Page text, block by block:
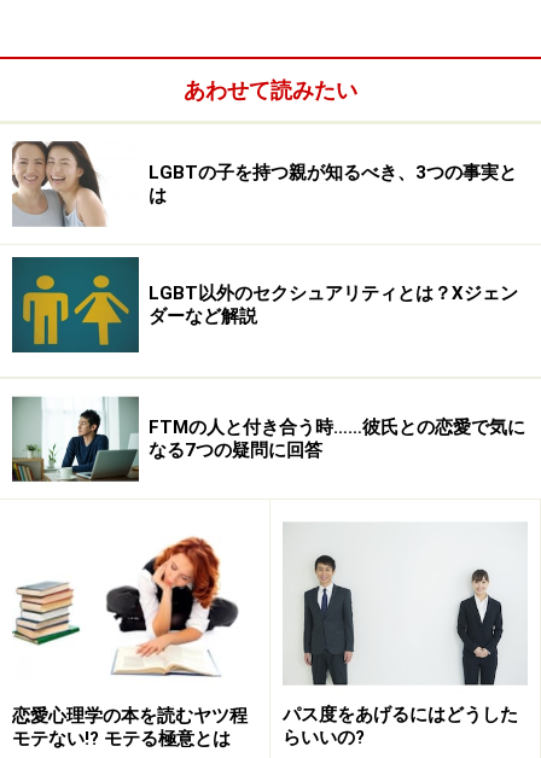
るようなゲイバッシングは度々起こっていますが、道を
歩いていて殺されることはまずありません）、世界的に
見ても最も安全な国の一つと言えるでしょう。しかし、
だからと言って「同性愛者に対する理解が進んでいる」
かというと……ちょっとそこまでは言いづらいものがある
のもまた事実です。メディアなどを見ていると、まだ同
性愛者は「好き者」だとか「変態」「趣味嗜好」だと思
われている向きもありますし、巷ではさまざまな誤解や
フシギな俗説が飛び交っているようです。
先に挙げた南アフリカやエクアドルのニュースは「矯
正」とか「治療」という名目で人権侵害が横行している
ことを示していました。同性愛は生まれつきのものであ
り、病気でもない（したがって「治療」も必要ないし、
そもそもできない）、むしろ、病気であり治療が必要な
のは社会の同性愛嫌悪の方であるという認識が世界標準
になっています（
国連でもそのように決議されました）
僕らは、タイミングには個人差がありますが（40代とか
50代になって気づく方もいます）、おおむね思春期の頃
には同性に惹かれ、恋をして（異性愛の子どもたちと同
あわせて読みたい
LGBTの子を持つ親が知るべき、3つの事実と
は
LGBT以外のセクシュアリティとは？Xジェン
ダーなど解説
FTMの人と付き合う時……彼氏との恋愛で気に
なる7つの疑問に回答
恋愛心理学の本を読むヤツ程
モテない!? モテる極意とは
パス度をあげるにはどうした
らいいの?